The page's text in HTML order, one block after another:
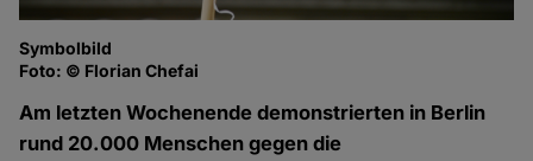
Symbolbild
Foto: © Florian Chefai
Am letzten Wochenende demonstrierten in Berlin
rund 20.000 Menschen gegen die